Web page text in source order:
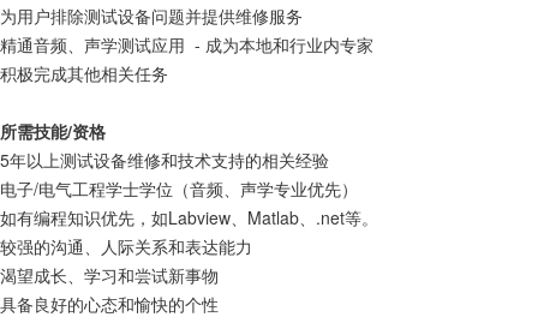
为用户排除测试设备问题并提供维修服务
精通音频、声学测试应用 - 成为本地和行业内专家
积极完成其他相关任务
所需技能/资格
5年以上测试设备维修和技术支持的相关经验
电子/电气工程学士学位（音频、声学专业优先）
如有编程知识优先，如Labview、Matlab、.net等。
较强的沟通、人际关系和表达能力
渴望成长、学习和尝试新事物
具备良好的心态和愉快的个性